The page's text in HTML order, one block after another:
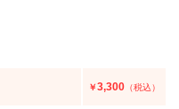
￥3,300 （税込）